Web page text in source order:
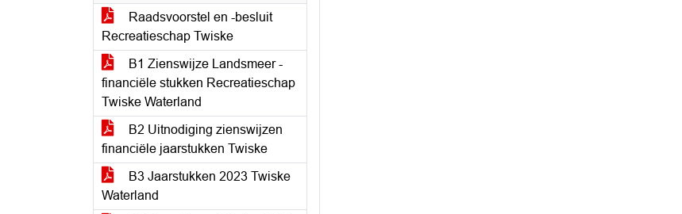
Raadsvoorstel en -besluit
Recreatieschap Twiske
B1 Zienswijze Landsmeer -
financiële stukken Recreatieschap
Twiske Waterland
B2 Uitnodiging zienswijzen
financiële jaarstukken Twiske
B3 Jaarstukken 2023 Twiske
Waterland